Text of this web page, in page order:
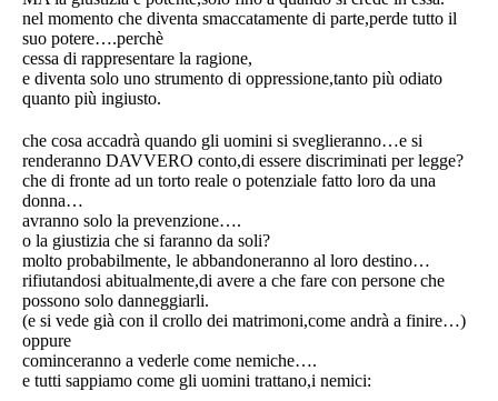
nel momento che diventa smaccatamente di parte,perde tutto il
suo potere….perchè
cessa di rappresentare la ragione,
e diventa solo uno strumento di oppressione,tanto più odiato
quanto più ingiusto.
che cosa accadrà quando gli uomini si sveglieranno…e si
renderanno DAVVERO conto,di essere discriminati per legge?
che di fronte ad un torto reale o potenziale fatto loro da una
donna…
avranno solo la prevenzione….
o la giustizia che si faranno da soli?
molto probabilmente, le abbandoneranno al loro destino…
rifiutandosi abitualmente,di avere a che fare con persone che
possono solo danneggiarli.
(e si vede già con il crollo dei matrimoni,come andrà a finire…)
oppure
cominceranno a vederle come nemiche….
e tutti sappiamo come gli uomini trattano,i nemici: